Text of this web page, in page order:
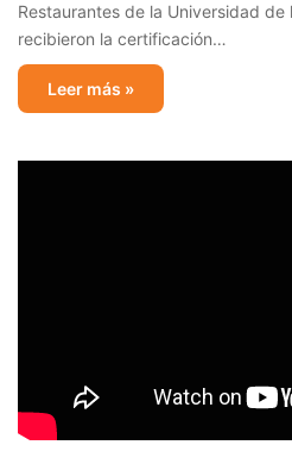
Restaurantes de la Universidad de
recibieron la certificación…
Leer más »